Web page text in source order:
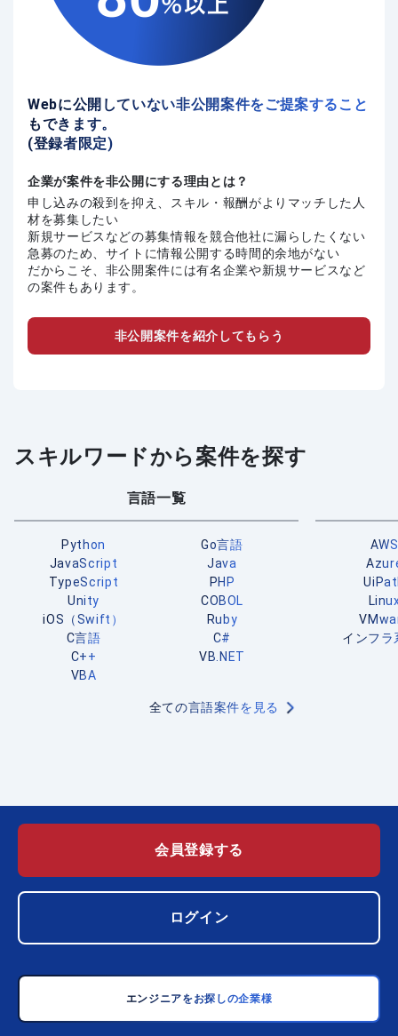
Webに公開していない非公開案件をご提案すること
もできます。
(登録者限定)
企業が案件を非公開にする理由とは？
申し込みの殺到を抑え、スキル・報酬がよりマッチした人
材を募集したい
新規サービスなどの募集情報を競合他社に漏らしたくない
急募のため、サイトに情報公開する時間的余地がない
だからこそ、非公開案件には有名企業や新規サービスなど
の案件もあります。
非公開案件を紹介してもらう
スキルワードから案件を探す
言語一覧
Python
Go言語
JavaScript
Java
TypeScript
PHP
Unity
COBOL
iOS（Swift）
Ruby
C言語
C#
C++
VB.NET
VBA
全ての言語案件を見る
AWS
インフラ
会員登録する
ログイン
エンジニアをお探しの企業様